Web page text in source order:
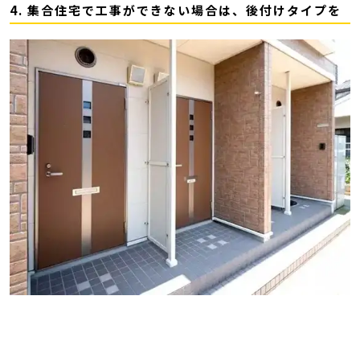
4. 集合住宅で工事ができない場合は、後付けタイプを